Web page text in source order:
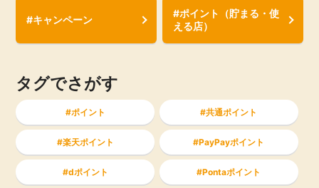
#キャンペーン
#ポイント（貯まる・使
える店）
タグでさがす
ポイント 共通ポイント
楽天ポイント PayPayポイント
dポイント Pontaポイント